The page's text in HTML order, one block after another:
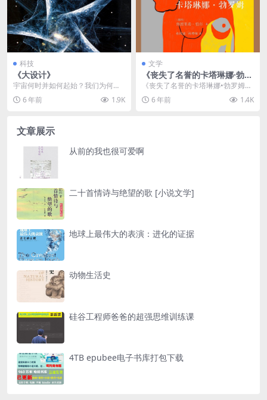
科技
《大设计》
宇宙何时并如何起始？我们为何在
此？为何是有非无？何为实在本
性？为何自然定律被这么...
6 年前 1.9K
文学
《丧失了名誉的卡塔琳娜·勃罗
姆》
《丧失了名誉的卡塔琳娜•勃罗姆》
是诺贝尔文学奖得主海因里希•伯尔
最著名的中篇小说...
6 年前 1.4K
文章展示
从前的我也很可爱啊
二十首情诗与绝望的歌 [小说文学]
地球上最伟大的表演：进化的证据
动物生活史
硅谷工程师爸爸的超强思维训练课
4TB epubee电子书库打包下载